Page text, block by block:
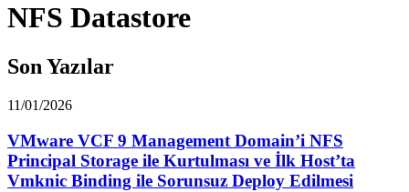
NFS Datastore
Son Yazılar
11/01/2026
VMware VCF 9 Management Domain’i NFS
Principal Storage ile Kurtulması ve İlk Host’ta
Vmknic Binding ile Sorunsuz Deploy Edilmesi